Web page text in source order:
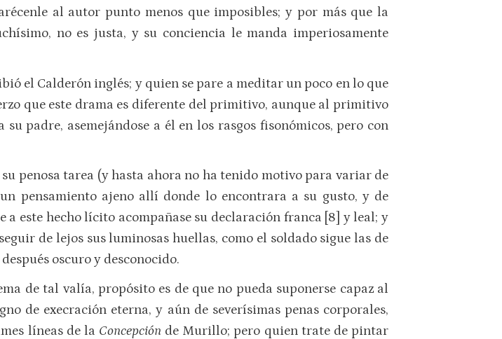
al autor punto menos que imposibles; y por más que la
no es justa, y su conciencia le manda imperiosamente
el Calderón inglés; y quien se pare a meditar un poco en lo que
que este drama es diferente del primitivo, aunque al primitivo
padre, asemejándose a él en los rasgos fisonómicos, pero con
penosa tarea (y hasta ahora no ha tenido motivo para variar de
pensamiento ajeno allí donde lo encontrara a su gusto, y de
a este hecho lícito acompañase su declaración franca [8] y leal; y
de lejos sus luminosas huellas, como el soldado sigue las de
oscuro y desconocido.
de tal valía, propósito es de que no pueda suponerse capaz al
de execración eterna, y aún de severísimas penas corporales,
líneas de la Concepción de Murillo; pero quien trate de pintar